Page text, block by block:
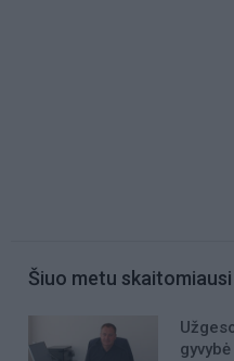
Šiuo metu skaitomiausi
gyvybė